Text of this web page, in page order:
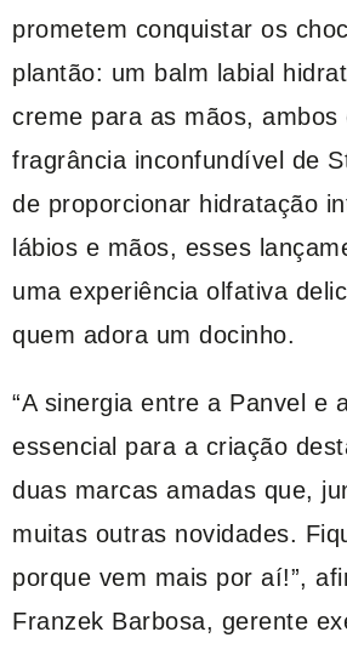
prometem conquistar os
plantão: um balm labial
creme para as mãos, ambos
fragrância inconfundível de
de proporcionar hidratação
lábios e mãos, esses
uma experiência olfativa
quem adora um docinho.
“A sinergia entre a Panvel e
essencial para a criação
duas marcas amadas que,
muitas outras novidades.
porque vem mais por aí!”,
Franzek Barbosa, gerente